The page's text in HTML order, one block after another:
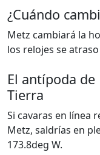
¿Cuándo
Metz cambiará la
los relojes se
El antípoda
Tierra
Si cavaras en línea
Metz, saldrías en
173.8deg W.